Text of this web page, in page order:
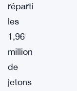
réparti
les
1,96
million
de
jetons